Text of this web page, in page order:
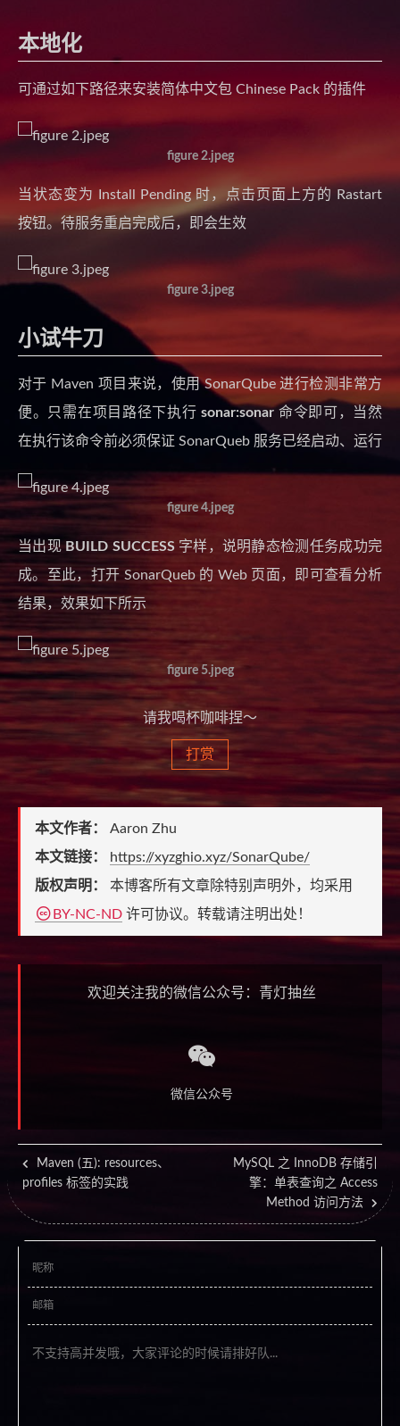
本地化
可通过如下路径来安装简体中文包 Chinese Pack 的插件
figure 2.jpeg
当状态变为 Install Pending 时，点击页面上方的 Rastart
按钮。待服务重启完成后，即会生效
figure 3.jpeg
小试牛刀
对于 Maven 项目来说，使用 SonarQube 进行检测非常方
便。只需在项目路径下执行sonar:sonar 命令即可，当然
在执行该命令前必须保证 SonarQueb 服务已经启动、运行
figure 4.jpeg
当出现BUILD SUCCESS字样，说明静态检测任务成功完
成。至此，打开 SonarQueb 的 Web 页面，即可查看分析
结果，效果如下所示
figure 5.jpeg
请我喝杯咖啡捏～
打赏
本文作者： Aaron Zhu
本文链接：
https://xyzghio.xyz/SonarQube/
版权声明： 本博客所有文章除特别声明外，均采用
BY-NC-ND 许可协议。转载请注明出处！
欢迎关注我的微信公众号：青灯抽丝
微信公众号
Maven (五): resources、
profiles 标签的实践
MySQL 之 InnoDB 存储引
擎：单表查询之 Access
Method 访问方法